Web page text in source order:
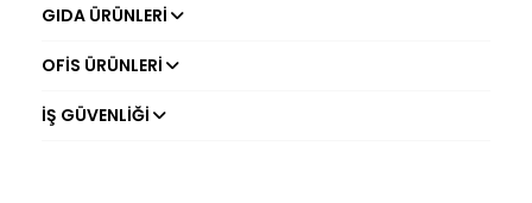
GIDA ÜRÜNLERI
OFIS ÜRÜNLERI
İŞ GÜVENLIĞI